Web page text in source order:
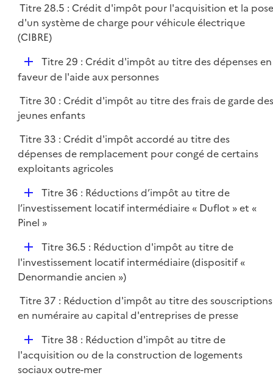
l
i
e
Titre 28.5 : Crédit d'impôt pour l'acquisition et la
d'un système de charge pour véhicule électrique
(CIBRE)
D
é
l
i
e
r
Titre 29 : Crédit d'impôt au titre des dépenses en
faveur de l'aide aux personnes
Titre 30 : Crédit d'impôt au titre des frais de garde
jeunes enfants
Titre 33 : Crédit d'impôt accordé au titre des
dépenses de remplacement pour congé de certains
exploitants agricoles
D
é
p
e
r
Titre 36 : Réductions d’impôt au titre de
l’investissement locatif intermédiaire « Duflot » et «
Pinel »
D
é
p
i
e
Titre 36.5 : Réduction d'impôt au titre de
l'investissement locatif intermédiaire (dispositif «
Denormandie ancien »)
Titre 37 : Réduction d'impôt au titre des souscriptions
en numéraire au capital d'entreprises de presse
D
é
p
Titre 38 : Réduction d'impôt au titre de
l'acquisition ou de la construction de logements
sociaux outre-mer